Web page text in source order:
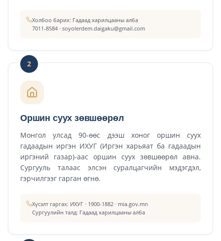
Холбоо барих: Гадаад харилцааны алба
7011-8584 · soyolerdem.daigaku@gmail.com
2
Оршин суух зөвшөөрөл
Монгол улсад 90-өөс дээш хоног оршин суух
гадаадын иргэн ИХУГ (Иргэн харьяат ба гадаадын
иргэний газар)-аас оршин суух зөвшөөрөл авна.
Сургууль талаас элсэн суралцагчийн мэдэгдэл,
гэрчилгээг гарган өгнө.
Хүсэлт гаргах: ИХУГ · 1900-1882 · mia.gov.mn
Сургуулийн талд: Гадаад харилцааны алба